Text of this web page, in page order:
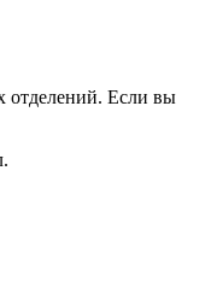
отделений. Если вы